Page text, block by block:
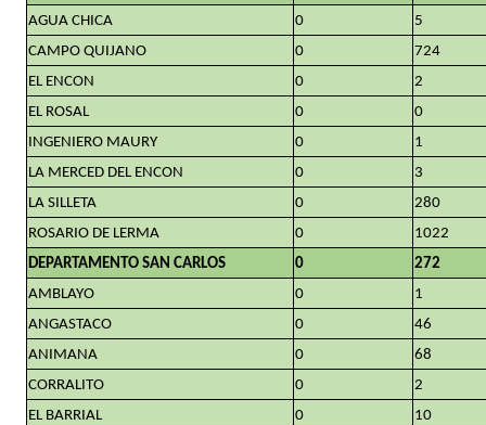
AGUA CHICA
0
5
CAMPO QUIJANO
0
724
EL ENCON
0
2
EL ROSAL
0
0
INGENIERO MAURY
0
1
LA MERCED DEL ENCON
0
3
LA SILLETA
0
280
ROSARIO DE LERMA
0
1022
DEPARTAMENTO SAN CARLOS
0
272
AMBLAYO
0
1
ANGASTACO
0
46
ANIMANA
0
68
CORRALITO
0
2
EL BARRIAL
0
10